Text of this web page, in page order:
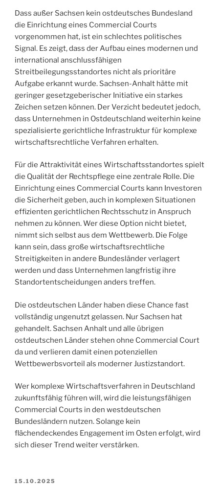
Dass außer Sachsen kein ostdeutsches Bundesland
die Einrichtung eines Commercial Courts
vorgenommen hat, ist ein schlechtes politisches
Signal. Es zeigt, dass der Aufbau eines modernen und
international anschlussfähigen
Streitbeilegungsstandortes nicht als prioritäre
Aufgabe erkannt wurde. Sachsen-Anhalt hätte mit
geringer gesetzgeberischer Initiative ein starkes
Zeichen setzen können. Der Verzicht bedeutet jedoch,
dass Unternehmen in Ostdeutschland weiterhin keine
spezialisierte gerichtliche Infrastruktur für komplexe
wirtschaftsrechtliche Verfahren erhalten.
Für die Attraktivität eines Wirtschaftsstandortes spielt
die Qualität der Rechtspflege eine zentrale Rolle. Die
Einrichtung eines Commercial Courts kann Investoren
die Sicherheit geben, auch in komplexen Situationen
effizienten gerichtlichen Rechtsschutz in Anspruch
nehmen zu können. Wer diese Option nicht bietet,
nimmt sich selbst aus dem Wettbewerb. Die Folge
kann sein, dass große wirtschaftsrechtliche
Streitigkeiten in andere Bundesländer verlagert
werden und dass Unternehmen langfristig ihre
Standortentscheidungen anders treffen.
Die ostdeutschen Länder haben diese Chance fast
vollständig ungenutzt gelassen. Nur Sachsen hat
gehandelt. Sachsen Anhalt und alle übrigen
ostdeutschen Länder stehen ohne Commercial Court
da und verlieren damit einen potenziellen
Wettbewerbsvorteil als moderner Justizstandort.
Wer komplexe Wirtschaftsverfahren in Deutschland
zukunftsfähig führen will, wird die leistungsfähigen
Commercial Courts in den westdeutschen
Bundesländern nutzen. Solange kein
flächendeckendes Engagement im Osten erfolgt, wird
sich dieser Trend weiter verstärken.
VERÖFFENTLICHT
15.10.2025